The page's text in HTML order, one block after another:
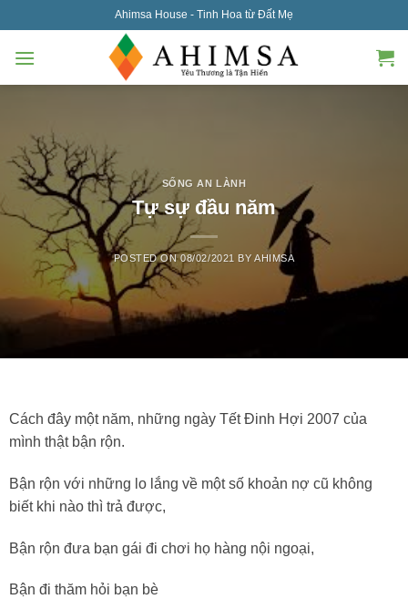
to
content
Ahimsa House - Tinh Hoa từ Đất Mẹ
SỐNG AN LÀNH
Tự sự đầu năm
POSTED ON08/02/2021 BYAHIMSA
Cách đây một năm, những ngày Tết Đinh Hợi 2007 của
mình thật bận rộn.
Bận rộn với những lo lắng về một số khoản nợ cũ không
biết khi nào thì trả được,
Bận rộn đưa bạn gái đi chơi họ hàng nội ngoại,
Bận đi thăm hỏi bạn bè